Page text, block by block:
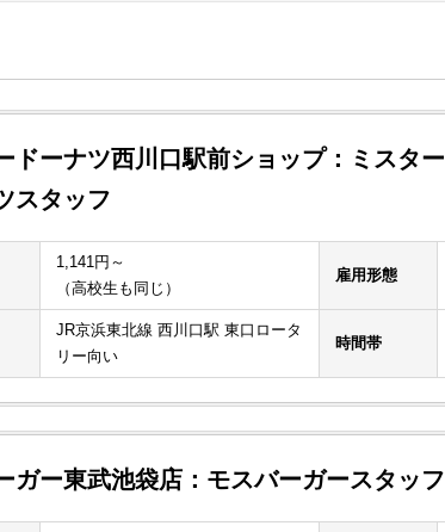
ドーナツ西川口駅前ショップ：ミスター
スタッフ
1,141円～
（高校生も同じ）
雇用形態
JR京浜東北線 西川口駅 東口ロータ
リー向い
時間帯
ガー東武池袋店：モスバーガースタッフ